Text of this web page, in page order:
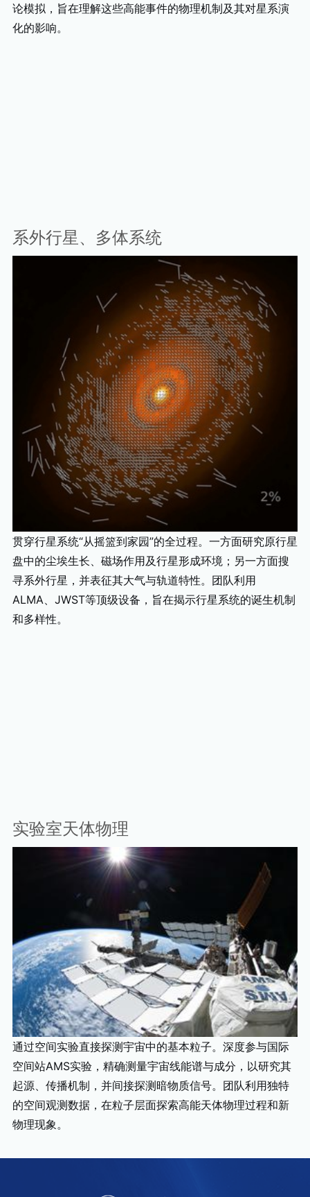
论模拟，旨在理解这些高能事件的物理机制及其对星系演
化的影响。
系外行星、多体系统
贯穿行星系统“从摇篮到家园”的全过程。一方面研究原行星
盘中的尘埃生长、磁场作用及行星形成环境；另一方面搜
寻系外行星，并表征其大气与轨道特性。团队利用
ALMA、JWST等顶级设备，旨在揭示行星系统的诞生机制
和多样性。
实验室天体物理
通过空间实验直接探测宇宙中的基本粒子。深度参与国际
空间站AMS实验，精确测量宇宙线能谱与成分，以研究其
起源、传播机制，并间接探测暗物质信号。团队利用独特
的空间观测数据，在粒子层面探索高能天体物理过程和新
物理现象。